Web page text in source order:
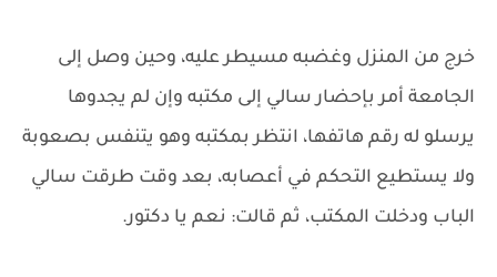
خرج من المنزل وغضبه مسيطر عليه، وحين وصل إلى
الجامعة أمر بإحضار سالي إلى مكتبه وإن لم يجدوها
يرسلو له رقم هاتفها، انتظر بمكتبه وهو يتنفس بصعوبة
ولا يستطيع التحكم في أعصابه، بعد وقت طرقت سالي
الباب ودخلت المكتب، ثم قالت: نعم يا دكتور.